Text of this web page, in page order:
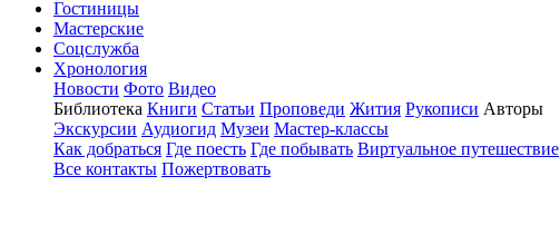
Гостиницы
Мастерские
Соцслужба
Хронология
Новости Фото Видео
Библиотека Книги Статьи Проповеди Жития Рукописи Авторы
Экскурсии Аудиогид Музеи Мастер-классы
Как добраться Где поесть Где побывать Виртуальное путешествие
Все контакты Пожертвовать